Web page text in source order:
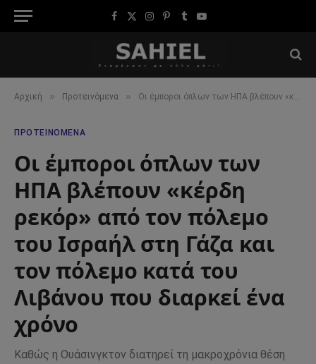
Facebook
X
Instagram
Pinterest
TumblrYouTube
Αρχική » Προτεινόμενα » Οι έμποροι όπλων των ΗΠΑ βλέπουν «κέρδη ρεκόρ» από τον πόλεμο του Ισραήλ στη Γάζα και τον πόλεμο κατά του Λιβάνου που διαρκεί ένα χρόνο
ΠΡΟΤΕΙΝΌΜΕΝΑ
Οι έμποροι όπλων των
ΗΠΑ βλέπουν «κέρδη
ρεκόρ» από τον πόλεμο
του Ισραήλ στη Γάζα και
τον πόλεμο κατά του
Λιβάνου που διαρκεί ένα
χρόνο
Καθώς η Ουάσινγκτον διατηρεί τη μακροχρόνια θέση